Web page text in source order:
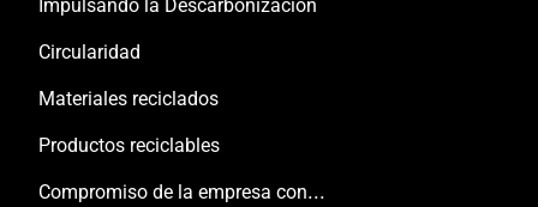
Impulsando la Descarbonización
Circularidad
Materiales reciclados
Productos reciclables
Compromiso de la empresa con las personas y el planeta